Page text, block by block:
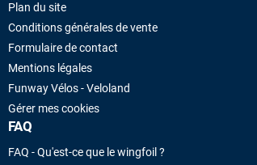
Plan du site
Conditions générales de vente
Formulaire de contact
Mentions légales
Funway Vélos - Veloland
Gérer mes cookies
FAQ
FAQ - Qu'est-ce que le wingfoil ?